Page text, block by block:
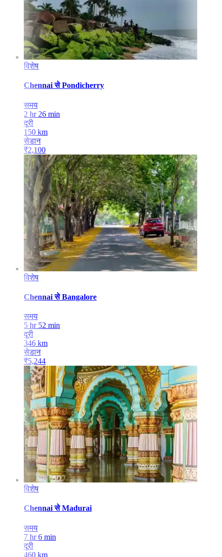
विशेष
Chennai से Pondicherry
समय
2 hr 26 min
दूरी
150 km
सेडान
₹2,100
विशेष
Chennai से Bangalore
समय
5 hr 52 min
दूरी
346 km
सेडान
₹5,244
विशेष
Chennai से Madurai
समय
7 hr 6 min
दूरी
460 km